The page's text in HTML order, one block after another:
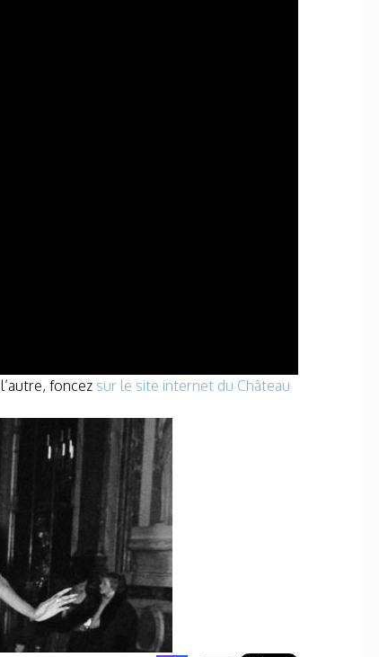
foncez sur le site internet du Château